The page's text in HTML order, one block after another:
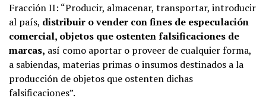
Fracción II: “Producir, almacenar, transportar, introducir
al país, distribuir o vender con fines de especulación
comercial, objetos que ostenten falsificaciones de
marcas, así como aportar o proveer de cualquier forma,
a sabiendas, materias primas o insumos destinados a la
producción de objetos que ostenten dichas
falsificaciones”.